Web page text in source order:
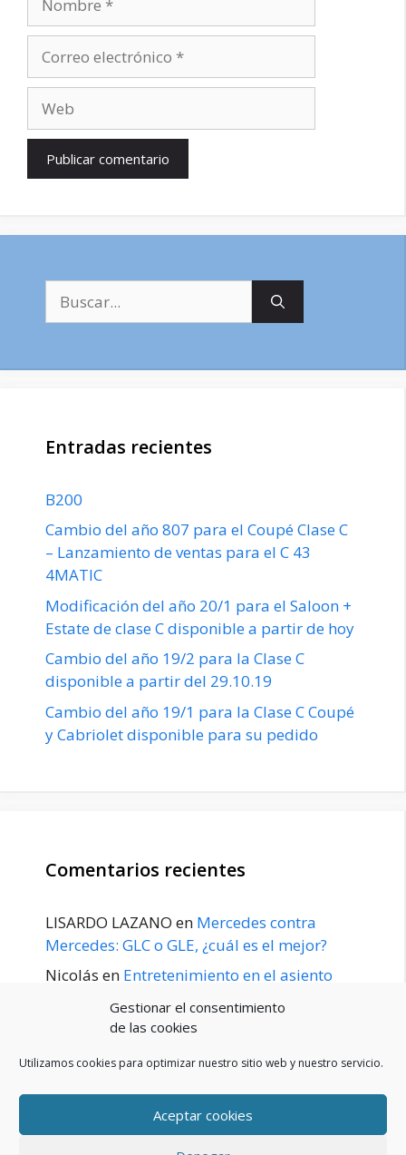
Gestionar el consentimiento
de las cookies
Utilizamos cookies para optimizar nuestro sitio web y nuestro servicio.
Aceptar cookies
electrónico
Entradas recientes
B200
Cambio del año 807 para el Coupé Clase C
– Lanzamiento de ventas para el C 43
4MATIC
Modificación del año 20/1 para el Saloon +
Estate de clase C disponible a partir de hoy
Cambio del año 19/2 para la Clase C
disponible a partir del 29.10.19
Cambio del año 19/1 para la Clase C Coupé
y Cabriolet disponible para su pedido
Comentarios recientes
LISARDO LAZANO en Mercedes contra
Mercedes: GLC o GLE, ¿cuál es el mejor?
Nicolás en Entretenimiento en el asiento
trasero para el GLE / GLS disponible a
principios de 2020
POLÍTICA DE PRIVACIDAD